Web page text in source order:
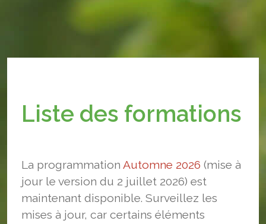
Liste des formations
La programmation Automne 2026 (mise à
jour le version du 2 juillet 2026) est
maintenant disponible. Surveillez les
mises à jour, car certains éléments